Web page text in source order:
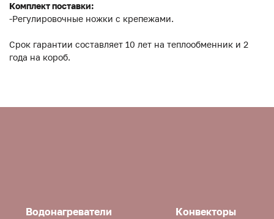
Комплект поставки:
-Регулировочные ножки с крепежами.
Срок гарантии составляет 10 лет на теплообменник и 2
года на короб.
Водонагреватели Конвекторы